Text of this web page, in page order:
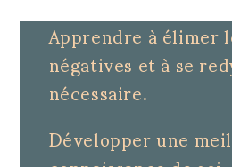
Apprendre à élimer
négatives et à se
nécessaire.
Développer une